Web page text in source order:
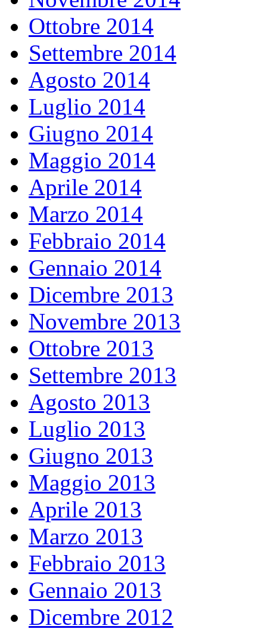
Ottobre 2014
Settembre 2014
Agosto 2014
Luglio 2014
Giugno 2014
Maggio 2014
Aprile 2014
Marzo 2014
Febbraio 2014
Gennaio 2014
Dicembre 2013
Novembre 2013
Ottobre 2013
Settembre 2013
Agosto 2013
Luglio 2013
Giugno 2013
Maggio 2013
Aprile 2013
Marzo 2013
Febbraio 2013
Gennaio 2013
Dicembre 2012